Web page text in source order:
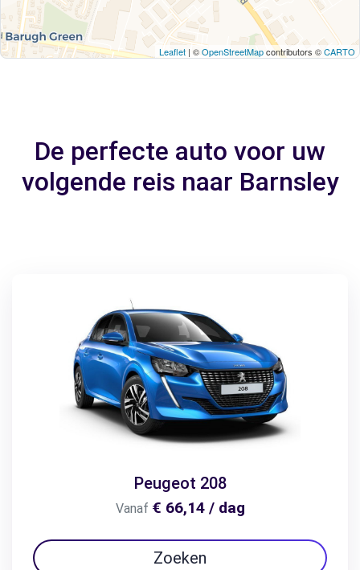
Leaflet | ©OpenStreetMapcontributors ©CARTO
De perfecte auto voor uw
volgende reis naar Barnsley
Peugeot 208
Vanaf € 66,14 / dag
Zoeken